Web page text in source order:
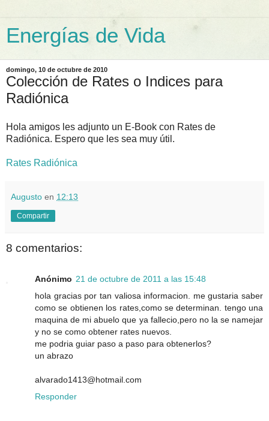
Energías de Vida
domingo, 10 de octubre de 2010
Colección de Rates o Indices para
Radiónica
Hola amigos les adjunto un E-Book con Rates de
Radiónica. Espero que les sea muy útil.
Rates Radiónica
Augusto en 12:13
Compartir
8 comentarios:
Anónimo 21 de octubre de 2011 a las 15:48
hola gracias por tan valiosa informacion. me gustaria saber
como se obtienen los rates,como se determinan. tengo una
maquina de mi abuelo que ya fallecio,pero no la se namejar
y no se como obtener rates nuevos.
me podria guiar paso a paso para obtenerlos?
un abrazo
alvarado1413@hotmail.com
Responder